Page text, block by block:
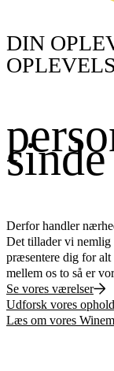
DIN
O
sinde
Derfor handler
Det tillader vi
præsentere dig for alt
mellem os to så er
Se vores værelser
Udforsk vores
Læs om vores